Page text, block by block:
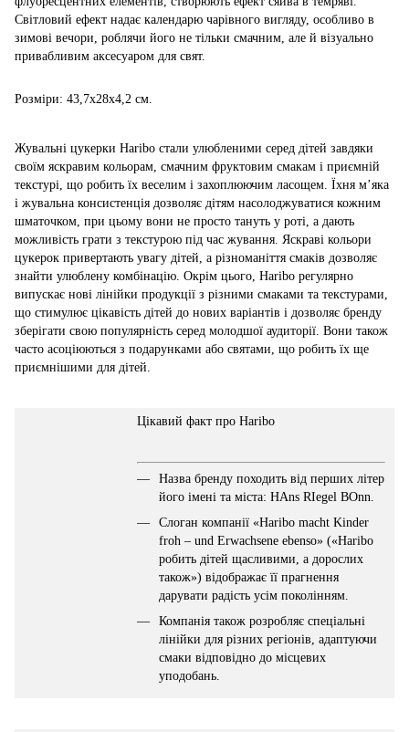
Світловий ефект надає календарю чарівного вигляду, особливо в
зимові вечори, роблячи його не тільки смачним, але й візуально
привабливим аксесуаром для свят.
Розміри: 43,7x28x4,2 см.
Жувальні цукерки Haribo стали улюбленими серед дітей завдяки
своїм яскравим кольорам, смачним фруктовим смакам і приємній
текстурі, що робить їх веселим і захоплюючим ласощем. Їхня м’яка
і жувальна консистенція дозволяє дітям насолоджуватися кожним
шматочком, при цьому вони не просто тануть у роті, а дають
можливість грати з текстурою під час жування. Яскраві кольори
цукерок привертають увагу дітей, а різноманіття смаків дозволяє
знайти улюблену комбінацію. Окрім цього, Haribo регулярно
випускає нові лінійки продукції з різними смаками та текстурами,
що стимулює цікавість дітей до нових варіантів і дозволяє бренду
зберігати свою популярність серед молодшої аудиторії. Вони також
часто асоціюються з подарунками або святами, що робить їх ще
приємнішими для дітей.
Цікавий факт про Haribo
Назва бренду походить від перших літер
його імені та міста: HAns RIegel BOnn.
Слоган компанії «Haribo macht Kinder
froh – und Erwachsene ebenso» («Haribo
робить дітей щасливими, а дорослих
також») відображає її прагнення
дарувати радість усім поколінням.
Компанія також розробляє спеціальні
лінійки для різних регіонів, адаптуючи
смаки відповідно до місцевих
уподобань.